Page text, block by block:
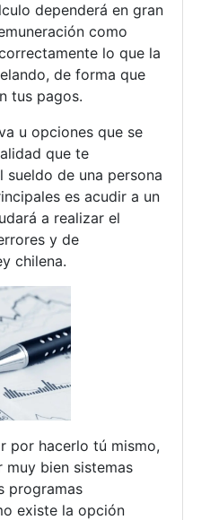
dependerá en gran
como
lo que la
de forma que
tus pagos.
u opciones que se
que te
sueldo de una persona
es acudir a un
a realizar el
y de
chilena.
por hacerlo tú mismo,
muy bien sistemas
programas
existe la opción